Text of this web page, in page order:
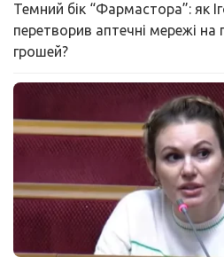
Темний бік “Фармастора”: як
перетворив аптечні мережі на
грошей?